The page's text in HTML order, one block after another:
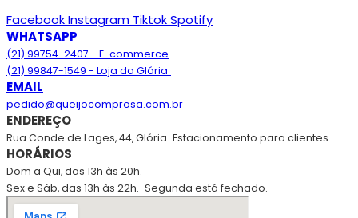
FacebookInstagram TiktokSpotify
WHATSAPP
(21) 99754-2407 - E-commerce
(21) 99847-1549 - Loja da Glória
EMAIL
pedido@queijocomprosa.com.br
ENDEREÇO
Rua Conde de Lages, 44, Glória Estacionamento para clientes.
HORÁRIOS
Dom a Qui, das 13h às 20h.
Sex e Sáb, das 13h às 22h. Segunda está fechado.